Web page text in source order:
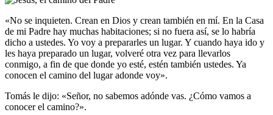
«No se inquieten. Crean en Dios y crean también en mí. En la Casa
de mi Padre hay muchas habitaciones; si no fuera así, se lo habría
dicho a ustedes. Yo voy a prepararles un lugar. Y cuando haya ido y
les haya preparado un lugar, volveré otra vez para llevarlos
conmigo, a fin de que donde yo esté, estén también ustedes. Ya
conocen el camino del lugar adonde voy».
Tomás le dijo: «Señor, no sabemos adónde vas. ¿Cómo vamos a
conocer el camino?».